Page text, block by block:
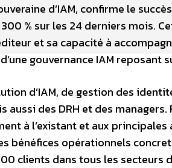
d’IAM, confirme le
% sur les 24 derniers mois.
et sa capacité à
gouvernance IAM reposant
d’IAM, de gestion des
aussi des DRH et des
à l’existant et aux
bénéfices opérationnels
clients dans tous les secteurs